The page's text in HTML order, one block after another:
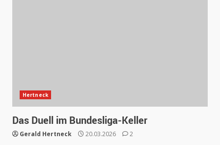
Hertneck
Das Duell im Bundesliga-Keller
Gerald Hertneck 20.03.2026 2